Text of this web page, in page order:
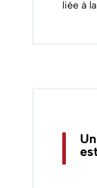
liée à